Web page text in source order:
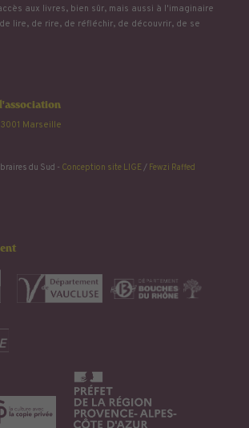
aux livres, bien sûr, mais aussi à l'imaginaire
lire, de rire, de réfléchir, de découvrir, de se
Marseille
du Sud - Conception site LIGE/ Fewzi Raffed